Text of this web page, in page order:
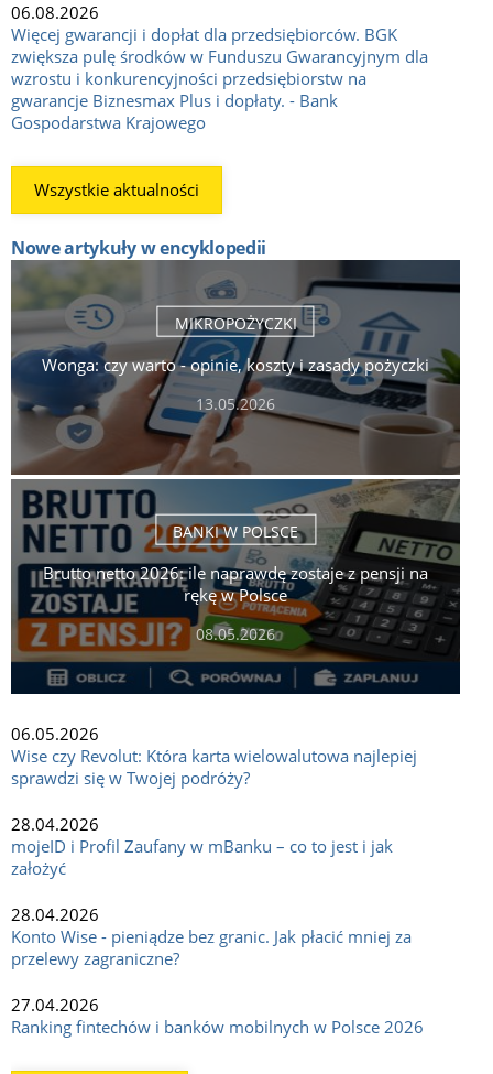
06.08.2026
Więcej gwarancji i dopłat dla przedsiębiorców. BGK
zwiększa pulę środków w Funduszu Gwarancyjnym dla
wzrostu i konkurencyjności przedsiębiorstw na
gwarancje Biznesmax Plus i dopłaty. - Bank
Gospodarstwa Krajowego
Wszystkie aktualności
Nowe artykuły w encyklopedii
MIKROPOŻYCZKI
Wonga: czy warto - opinie, koszty i zasady pożyczki
13.05.2026
BANKI W POLSCE
Brutto netto 2026: ile naprawdę zostaje z pensji na
rękę w Polsce
08.05.2026
06.05.2026
Wise czy Revolut: Która karta wielowalutowa najlepiej
sprawdzi się w Twojej podróży?
28.04.2026
mojeID i Profil Zaufany w mBanku – co to jest i jak
założyć
28.04.2026
Konto Wise - pieniądze bez granic. Jak płacić mniej za
przelewy zagraniczne?
27.04.2026
Ranking fintechów i banków mobilnych w Polsce 2026